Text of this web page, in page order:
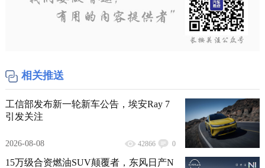
相关推送
工信部发布新一轮新车公告，埃安Ray 7
引发关注
2026-08-08 42866 0
15万级合资燃油SUV颠覆者，东风日产N